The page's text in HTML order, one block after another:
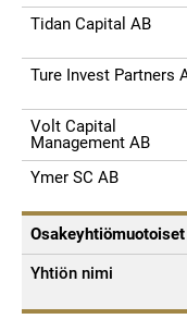
Tidan Capital AB
Ture Invest Partners
Volt Capital
Management AB
Ymer SC AB
Yhtiön nimi